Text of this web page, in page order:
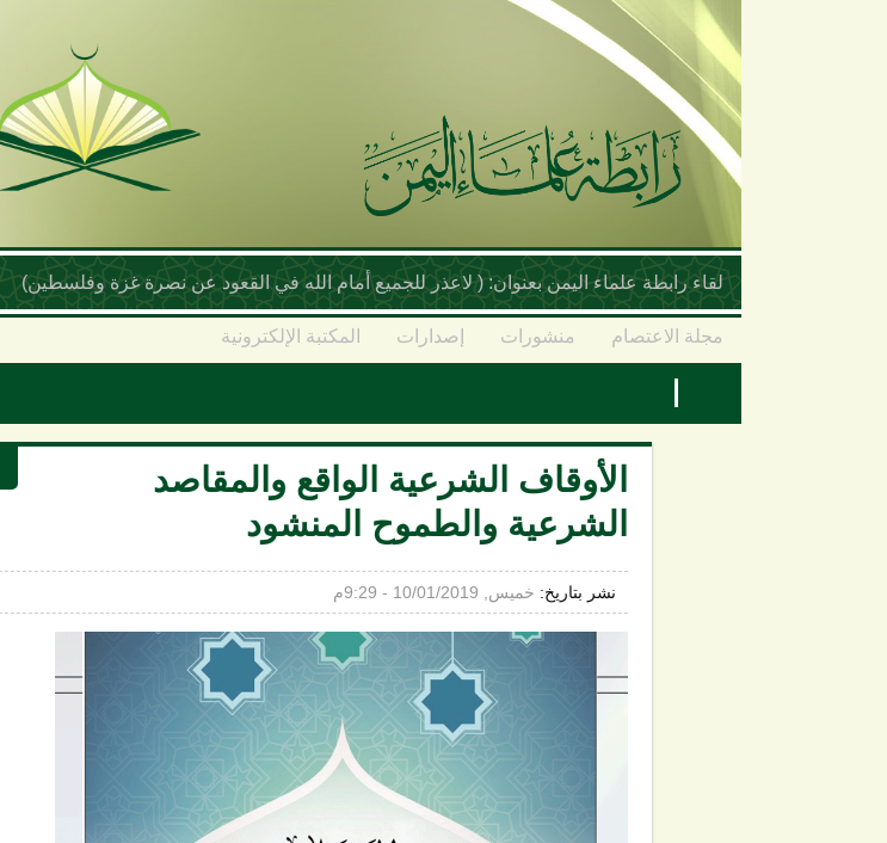
تجاوز إلى المحتوى الرئيسي
لقاء رابطة علماء اليمن بعنوان: ( لاعذر للجميع أمام الله في القعود عن نصرة غزة وفلسطين)
مجلة الاعتصام منشورات إصدارات المكتبة الإلكترونية
الأوقاف الشرعية الواقع والمقاصد
الشرعية والطموح المنشود
نشر بتاريخ: خميس, 10/01/2019 - 9:29م